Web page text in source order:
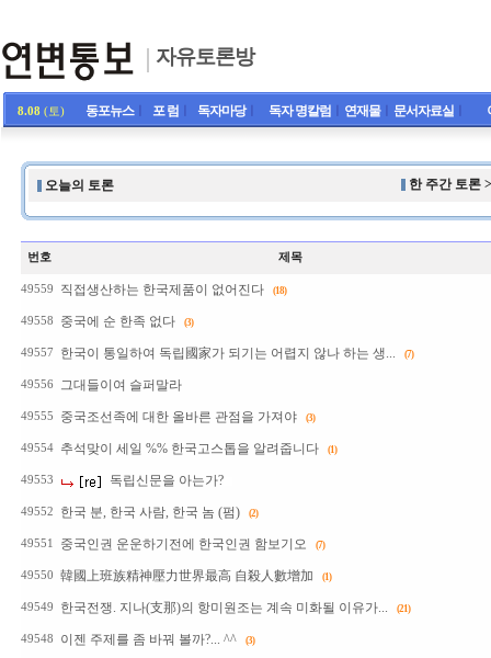
자유토론방
8.08 (토) 동포뉴스ㅣ 포 럼 독자마당ㅣ 독자 명칼럼 연재물ㅣ 문서자료실
오늘의 토론 한 주간 토론
번호 제목
49559 직접생산하는 한국제품이 없어진다 (18)
49558 중국에 순 한족 없다 (3)
49557 한국이 통일하여 독립國家가 되기는 어렵지 않나 하는 생... (7)
49556 그대들이여 슬퍼말라
49555 중국조선족에 대한 올바른 관점을 가져야 (3)
49554 추석맞이 세일 %% 한국고스톱을 알려줍니다 (1)
49553 독립신문을 아는가?
49552 한국 분, 한국 사람, 한국 놈 (펌) (2)
49551 중국인권 운운하기전에 한국인권 함보기오 (7)
49550 韓國上班族精神壓力世界最高 自殺人數增加 (1)
49549 한국전쟁. 지나(支那)의 항미원조는 계속 미화될 이유가... (21)
49548 이젠 주제를 좀 바꿔 볼까?... ^^ (3)